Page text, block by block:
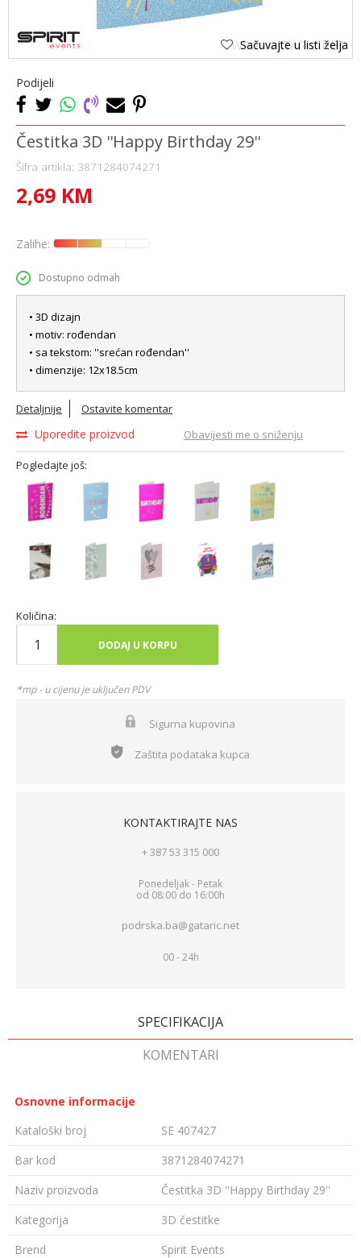
Sačuvajte u listi želja
Podijeli
Čestitka 3D ''Happy Birthday 29''
Šifra artikla: 3871284074271
2,69 KM
Zalihe:
Dostupno odmah
• 3D dizajn
• motiv: rođendan
• sa tekstom: ''srećan rođendan''
• dimenzije: 12x18.5cm
Detaljnije Ostavite komentar
Uporedite proizvod Obavijesti me o sniženju
Pogledajte još:
Količina:
DODAJ U KORPU
*mp - u cijenu je uključen PDV
Sigurna kupovina
Zaštita podataka kupca
KONTAKTIRAJTE NAS
+ 387 53 315 000
Ponedeljak - Petak
od 08:00 do 16:00h
podrska.ba@gataric.net
00 - 24h
SPECIFIKACIJA
KOMENTARI
Osnovne informacije
Kataloški broj
SE 407427
Bar kod
3871284074271
Naziv proizvoda
Čestitka 3D ''Happy Birthday 29''
Kategorija
3D čestitke
Brend
Spirit Events